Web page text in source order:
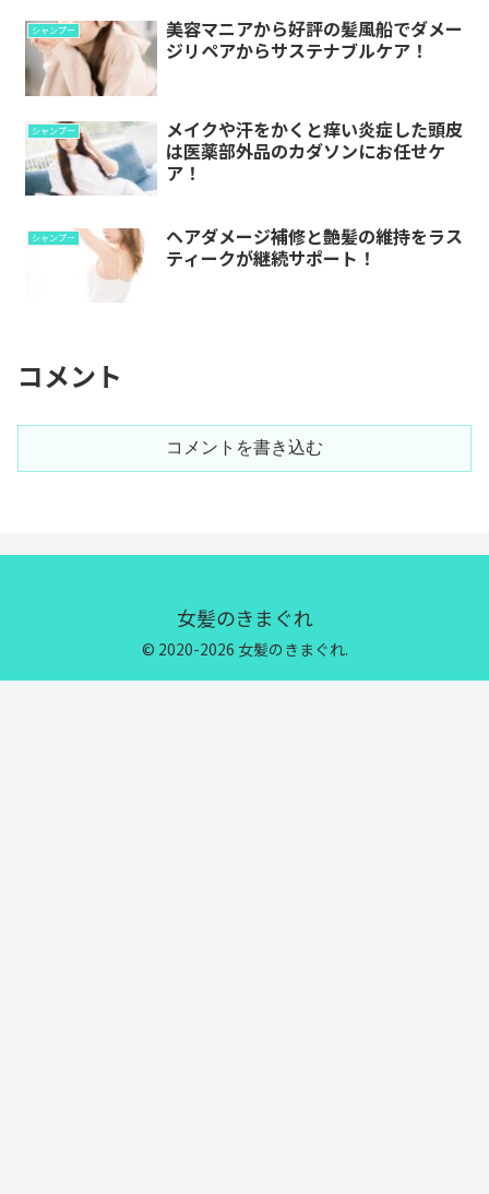
シャンプー
美容マニアから好評の髪風船でダメー
ジリペアからサステナブルケア！
シャンプー
メイクや汗をかくと痒い炎症した頭皮
は医薬部外品のカダソンにお任せケ
ア！
シャンプー
ヘアダメージ補修と艶髪の維持をラス
ティークが継続サポート！
コメント
コメントを書き込む
女髪のきまぐれ
© 2020-2026 女髪のきまぐれ.